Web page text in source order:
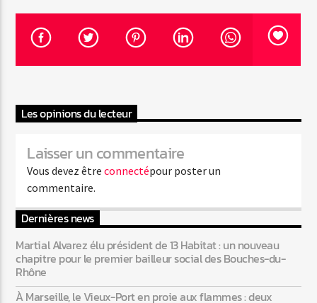
Web-Radio-Années 70
Web-Radio-Latino
Web-Radio-Italia
Les opinions du lecteur
Laisser un commentaire
Vous devez êtreconnectépour poster un
commentaire.
Dernières news
Martial Alvarez élu président de 13 Habitat : un nouveau
chapitre pour le premier bailleur social des Bouches-du-
Rhône
À Marseille, le Vieux-Port en proie aux flammes : deux